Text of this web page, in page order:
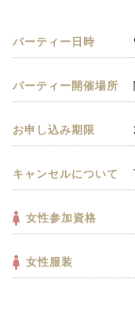
パーティー日時
パーティー開催場所
お申し込み期限
キャンセルについて
女性参加資格
女性服装